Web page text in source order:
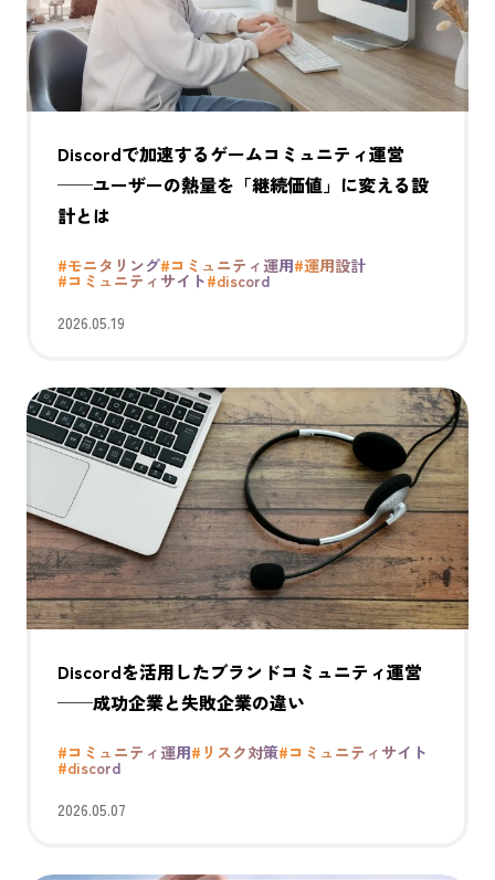
Discordで加速するゲームコミュニティ運営
──ユーザーの熱量を「継続価値」に変える設
計とは
#モニタリング#コミュニティ運用#運用設計
#コミュニティサイト#discord
2026.05.19
Discordを活用したブランドコミュニティ運営
──成功企業と失敗企業の違い
#コミュニティ運用#リスク対策#コミュニティサイト
#discord
2026.05.07